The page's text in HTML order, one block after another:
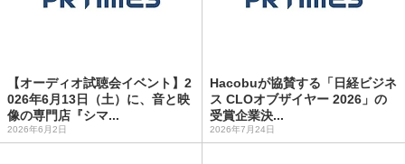
【オーディオ試聴会イベント】2
026年6月13日（土）に、音と映
像の専門店『シマ...
2026年6月2日
Hacobuが協賛する「日経ビジネ
ス CLOオブザイヤー 2026」の
受賞企業決...
2026年7月24日